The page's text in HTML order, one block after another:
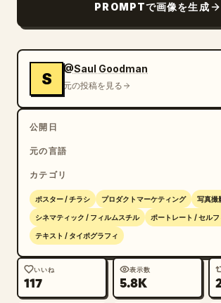
チャ付きスポーツポスターキャンバス、未
様のライン、繊細なテクニカルグラフィッ
    "effects": "
ンスパイアされた、ダイナミックなペイン
ュ、エネルギーストリーク、粒子",
    "national_elements": "その国のアイデンティテ
ィにインスパイアされた繊細な星、シンボ
クモチーフ",
ギーな雰囲気"
  },
  "lighting": {
    "type": "ドラマチックなシネマティックライティ
ング",
    "rim_light": "国旗に合わせたカラーリムライ
ト",
    "highlights": "光沢のある肌の反射とリアルな汗
PROMPTで画像を生成
S
@Saul Goodman
元の投稿を見る
公開日
元の言語
カテゴリ
ポスター / チラシ プロダクトマーケティング 写真撮
シネマティック / フィルムスチル ポートレート / セル
テキスト / タイポグラフィ
いいね
117
表示数
5.8K